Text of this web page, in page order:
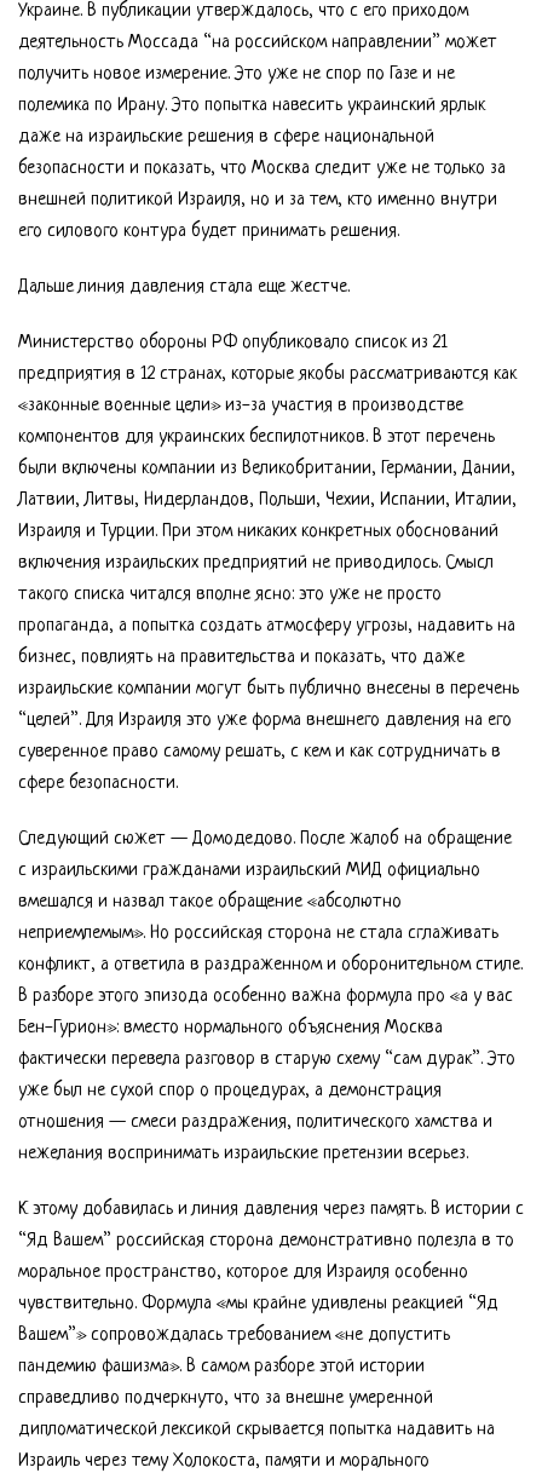
Украине. В публикации утверждалось, что с его приходом
деятельность Моссада “на российском направлении” может
получить новое измерение. Это уже не спор по Газе и не
полемика по Ирану. Это попытка навесить украинский ярлык
даже на израильские решения в сфере национальной
безопасности и показать, что Москва следит уже не только за
внешней политикой Израиля, но и за тем, кто именно внутри
его силового контура будет принимать решения.
Дальше линия давления стала еще жестче.
Министерство обороны РФ опубликовало список из 21
предприятия в 12 странах, которые якобы рассматриваются как
«законные военные цели» из-за участия в производстве
компонентов для украинских беспилотников. В этот перечень
были включены компании из Великобритании, Германии, Дании,
Латвии, Литвы, Нидерландов, Польши, Чехии, Испании, Италии,
Израиля и Турции. При этом никаких конкретных обоснований
включения израильских предприятий не приводилось. Смысл
такого списка читался вполне ясно: это уже не просто
пропаганда, а попытка создать атмосферу угрозы, надавить на
бизнес, повлиять на правительства и показать, что даже
израильские компании могут быть публично внесены в перечень
“целей”. Для Израиля это уже форма внешнего давления на его
суверенное право самому решать, с кем и как сотрудничать в
сфере безопасности.
Следующий сюжет — Домодедово. После жалоб на обращение
с израильскими гражданами израильский МИД официально
вмешался и назвал такое обращение «абсолютно
неприемлемым». Но российская сторона не стала сглаживать
конфликт, а ответила в раздраженном и оборонительном стиле.
В разборе этого эпизода особенно важна формула про «а у вас
Бен-Гурион»: вместо нормального объяснения Москва
фактически перевела разговор в старую схему “сам дурак”. Это
уже был не сухой спор о процедурах, а демонстрация
отношения — смеси раздражения, политического хамства и
нежелания воспринимать израильские претензии всерьез.
К этому добавилась и линия давления через память. В истории с
“Яд Вашем” российская сторона демонстративно полезла в то
моральное пространство, которое для Израиля особенно
чувствительно. Формула «мы крайне удивлены реакцией “Яд
Вашем”» сопровождалась требованием «не допустить
пандемию фашизма». В самом разборе этой истории
справедливо подчеркнуто, что за внешне умеренной
дипломатической лексикой скрывается попытка надавить на
Израиль через тему Холокоста, памяти и морального